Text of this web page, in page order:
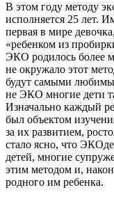
В этом году методу
исполняется 25 лет.
первая в мире
«ребенком из
ЭКО родилось более
не окружало этот
будут самыми
не ЭКО многие дети
Изначально каждый
был объектом
за их развитием,
стало ясно, что
детей, многие
этим методом и,
родного им ребенка.